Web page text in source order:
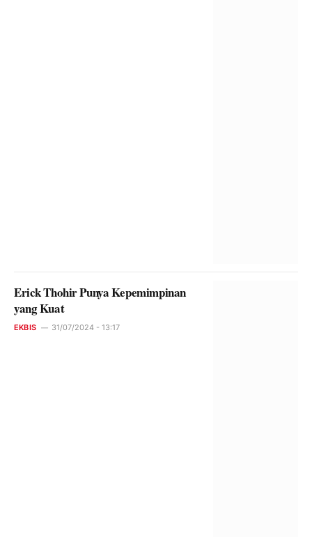
Erick Thohir Punya Kepemimpinan
yang Kuat
EKBIS 31/07/2024 - 13:17